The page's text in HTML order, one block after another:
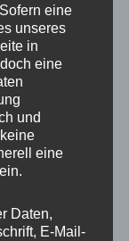
mir seine
sagte er:
und es viel
ich so
eine
unseres
in
eine
und
eine
Daten,
E-Mail-